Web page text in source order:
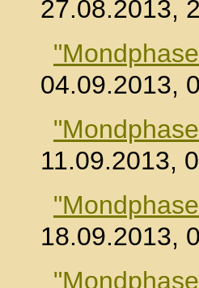
27.08.2013,
04.09.2013,
11.09.2013,
18.09.2013,